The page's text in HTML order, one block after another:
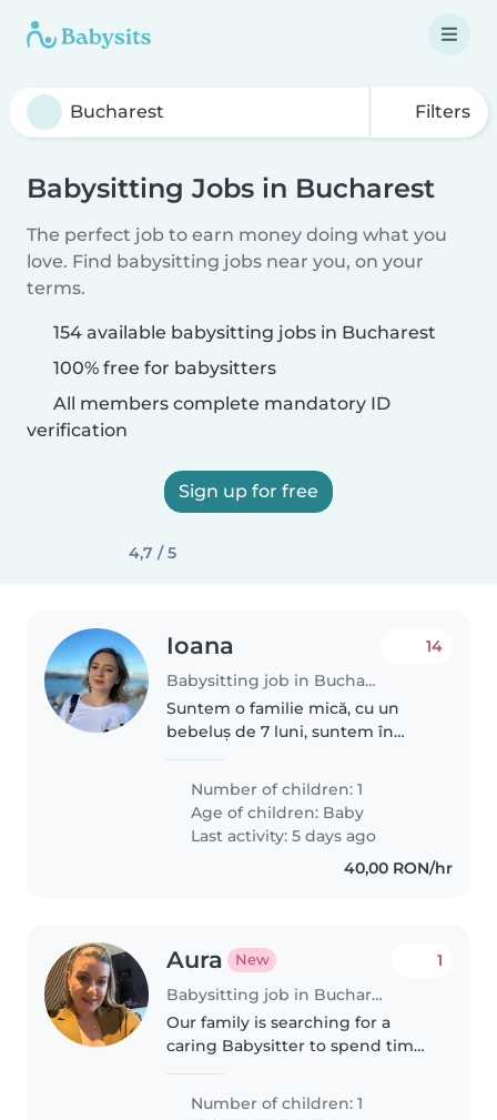
Filters
Babysitting Jobs in Bucharest
The perfect job to earn money doing what you
love. Find babysitting jobs near you, on your
terms.
154 available babysitting jobs in Bucharest
100% free for babysitters
All members complete mandatory ID
verification
Sign up for free
4,7 / 5
Ioana
Babysitting job in Bucharest
14
Suntem o familie mică, cu un
bebeluș de 7 luni, suntem în
Number of children: 1
Age of children: Baby
Last activity: 5 days ago
40,00 RON/hr
Aura New
Babysitting job in Bucharest
1
Our family is searching for a
caring Babysitter to spend time
to nurture and engage in
Number of children: 1